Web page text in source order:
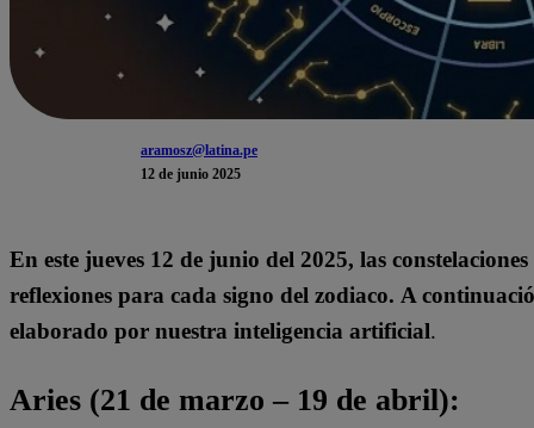
aramosz@latina.pe
12 de junio 2025
En este jueves 12 de junio del 2025, las
reflexiones para cada signo del zodiaco. A
elaborado por nuestra inteligencia artificial.
Aries (21 de marzo – 19 de abril):